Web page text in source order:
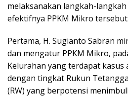
melaksanakan langkah-
efektifnya PPKM Mikro tersebut.
Pertama, H. Sugianto Sabran
dan mengatur PPKM Mikro,
Kelurahan yang terdapat kasus
dengan tingkat Rukun
(RW) yang berpotensi